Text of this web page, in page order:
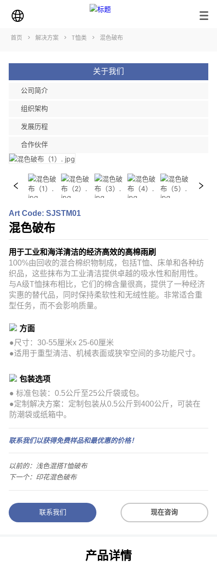
首页 > 解决方案 > T恤类 > 混色破布
关于我们
公司简介
组织架构
发展历程
合作伙伴
Art Code: SJSTM01
混色破布
用于工业和海洋清洁的经济高效的高棉雨刷
100%由回收的混合棉织物制成，包括T恤、床单和各种纺
织品，这些抹布为工业清洁提供卓越的吸水性和耐用性。
与A级T恤抹布相比，它们的棉含量很高，提供了一种经济
实惠的替代品，同时保持柔软性和无绒性能。非常适合重
型任务，而不会影响质量。
方面
●尺寸：30-55厘米x 25-60厘米
●适用于重型清洁、机械表面或狭窄空间的多功能尺寸。
包装选项
● 标准包装：0.5公斤至25公斤袋或包。
●定制解决方案：定制包装从0.5公斤到400公斤，可装在
防潮袋或纸箱中。
联系我们以获得免费样品和最优惠的价格！
以前的： 浅色混搭T恤破布
下一个： 印花混色破布
联系我们 现在咨询
产品详情